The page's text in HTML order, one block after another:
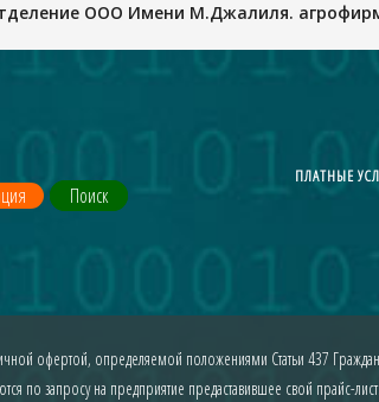
ООО Имени М.Джалиля.
Поиск
ПЛАТНЫЕ
офертой, определяемой положениями Статьи 437
по запросу на предприятие предаставившее свой прайс-